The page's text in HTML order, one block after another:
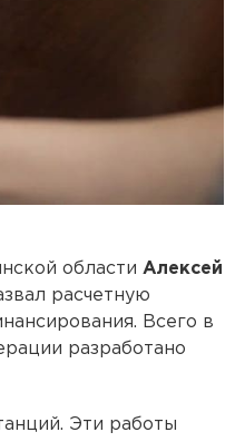
области Алексей
расчетную
Всего в
разработано
Эти работы